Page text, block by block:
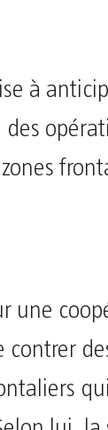
à
des
une
contrer